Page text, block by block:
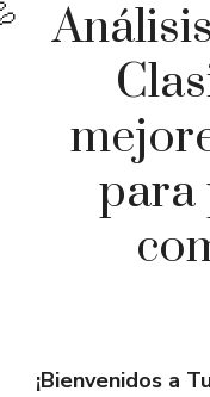
para
¡Bienvenidos a